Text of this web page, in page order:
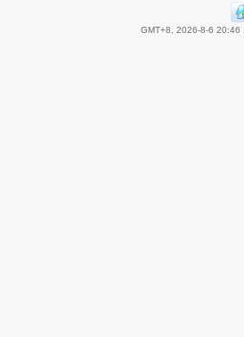
GMT+8, 2026-8-6 20:46